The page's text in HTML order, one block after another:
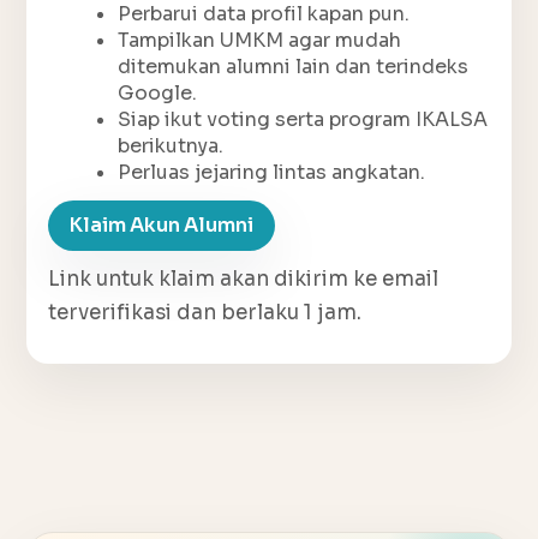
Perbarui data profil kapan pun.
Tampilkan UMKM agar mudah
ditemukan alumni lain dan terindeks
Google.
Siap ikut voting serta program IKALSA
berikutnya.
Perluas jejaring lintas angkatan.
Klaim Akun Alumni
Link untuk klaim akan dikirim ke email
terverifikasi dan berlaku 1 jam.